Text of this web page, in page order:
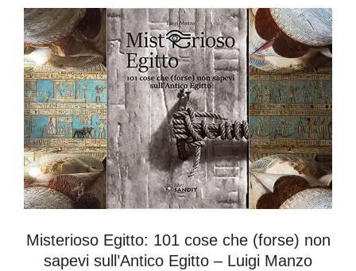
Misterioso Egitto: 101 cose che (forse) non
sapevi sull’Antico Egitto – Luigi Manzo